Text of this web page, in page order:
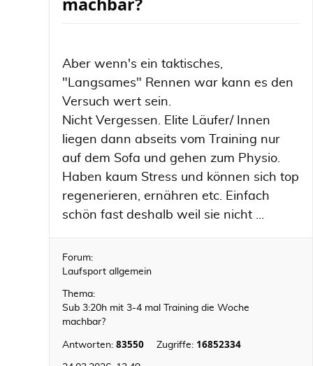
Aber wenn's ein taktisches,
"Langsames" Rennen war kann es den
Versuch wert sein.
Nicht Vergessen. Elite Läufer/ Innen
liegen dann abseits vom Training nur
auf dem Sofa und gehen zum Physio.
Haben kaum Stress und können sich top
regenerieren, ernähren etc. Einfach
schön fast deshalb weil sie nicht ...
Forum:
Laufsport allgemein
Thema:
Sub 3:20h mit 3-4 mal Training die Woche
machbar?
Antworten: 83550 Zugriffe: 16852334